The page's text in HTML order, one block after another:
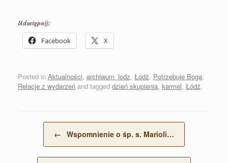
Udostępnij:
Facebook X
Posted in Aktualności, archiwum_lodz, Łódź, Potrzebuje Boga,
Relacje z wydarzeń and tagged dzień skupienia, karmel, Łódź.
← Wspomnienie o śp. s. Marioli…